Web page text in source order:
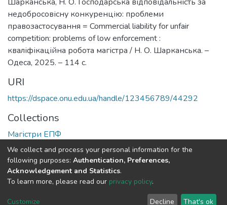
недобросовісну конкуренцію: проблеми
правозастосування = Commercial liability for unfair
competition: problems of low enforcement :
кваліфікаційна робота магістра / Н. О. Шарканська. –
Одеса, 2025. – 114 с.
URI
https://dspace.onu.edu.ua/handle/123456789/44292
Collections
Магістри ЕПФ
Full item page
DSpace software copyright © 2009-2026
Cookie End User Send
We collect and process your personal information for the
following purposes: Authentication, Preferences,
Acknowledgement and Statistics.
To learn more, please read our privacy policy.
Customize Decline That's ok